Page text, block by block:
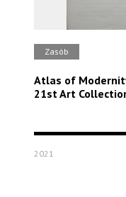
Zasób
Atlas of
21st Art
2021